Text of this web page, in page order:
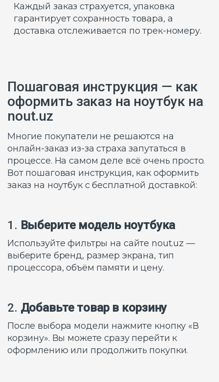
Каждый заказ страхуется, упаковка
гарантирует сохранность товара, а
доставка отслеживается по трек-номеру.
Пошаговая инструкция — как
оформить заказ на ноутбук на
nout.uz
Многие покупатели не решаются на
онлайн-заказ из-за страха запутаться в
процессе. На самом деле всё очень просто.
Вот пошаговая инструкция, как оформить
заказ на ноутбук с бесплатной доставкой:
1. Выберите модель ноутбука
Используйте фильтры на сайте nout.uz —
выберите бренд, размер экрана, тип
процессора, объём памяти и цену.
2. Добавьте товар в корзину
После выбора модели нажмите кнопку «В
корзину». Вы можете сразу перейти к
оформлению или продолжить покупки.